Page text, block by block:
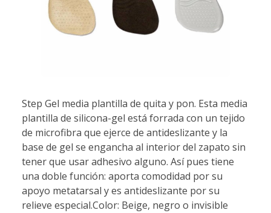
Step Gel media plantilla de quita y pon. Esta media
plantilla de silicona-gel está forrada con un tejido
de microfibra que ejerce de antideslizante y la
base de gel se engancha al interior del zapato sin
tener que usar adhesivo alguno. Así pues tiene
una doble función: aporta comodidad por su
apoyo metatarsal y es antideslizante por su
relieve especial.Color: Beige, negro o invisible